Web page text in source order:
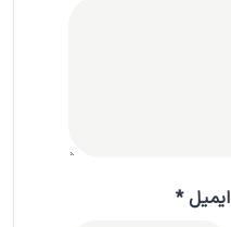
ایمیل*